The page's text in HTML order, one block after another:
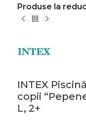
Produse la
INTEX
copii
L, 2+